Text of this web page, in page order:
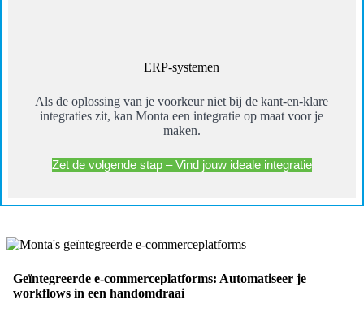
ERP-systemen
Als de oplossing van je voorkeur niet bij de kant-en-klare
integraties zit, kan Monta een integratie op maat voor je
maken.
Zet de volgende stap – Vind jouw ideale integratie
Geïntegreerde e-commerceplatforms: Automatiseer je
workflows in een handomdraai